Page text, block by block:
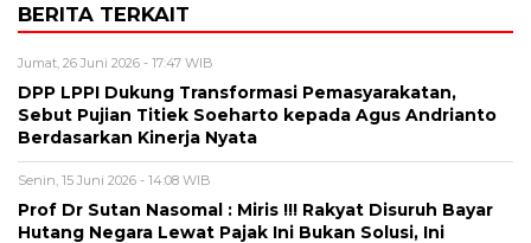
BERITA TERKAIT
Jumat, 26 Juni 2026 - 17:47 WIB
DPP LPPI Dukung Transformasi Pemasyarakatan,
Sebut Pujian Titiek Soeharto kepada Agus Andrianto
Berdasarkan Kinerja Nyata
Senin, 15 Juni 2026 - 14:08 WIB
Prof Dr Sutan Nasomal : Miris !!! Rakyat Disuruh Bayar
Hutang Negara Lewat Pajak Ini Bukan Solusi, Ini